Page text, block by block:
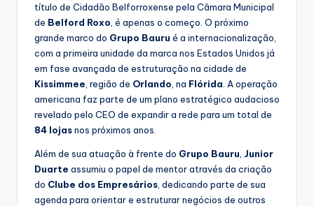
título de Cidadão Belforroxense pela Câmara Municipal
de Belford Roxo , é apenas o começo. O próximo
grande marco do Grupo Bauru é a internacionalização,
com a primeira unidade da marca nos Estados Unidos já
em fase avançada de estruturação na cidade de
Kissimmee , região de Orlando , na Flórida . A operação
americana faz parte de um plano estratégico audacioso
revelado pelo CEO de expandir a rede para um total de
84 lojasnos próximos anos.
Além de sua atuação à frente do Grupo Bauru Junior
Duarte assumiu o papel de mentor através da criação
do Clube dos Empresários , dedicando parte de sua
agenda para orientar e estruturar negócios de outros